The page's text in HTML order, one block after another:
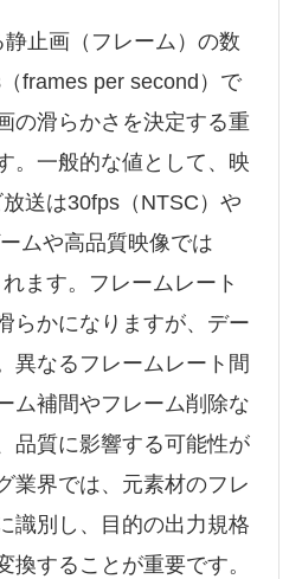
止画（フレーム）の数
frames per second）で
の滑らかさを決定する重
。一般的な値として、映
送は30fps（NTSC）や
ムや高品質映像では
ます。フレームレート
らかになりますが、デー
異なるフレームレート間
ム補間やフレーム削除な
品質に影響する可能性が
業界では、元素材のフレ
識別し、目的の出力規格
換することが重要です。